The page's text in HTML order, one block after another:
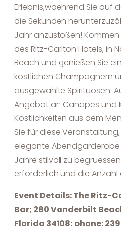
Erlebnis,waehrend Sie auf
die Sekunden
Jahr anzustoßen! Kommen
des Ritz-Carlton Hotels, in
Beach und genießen Sie
köstlichen Champagnern
ausgewählte Spirituosen.
Angebot an Canapes und
Köstlichkeiten aus dem
Sie für diese
elegante Abendgarderobe
Jahre stilvoll zu
erforderlich und die Anzahl
Event Details: The Ritz-
Bar; 280 Vanderbilt
Florida 34108; phone: